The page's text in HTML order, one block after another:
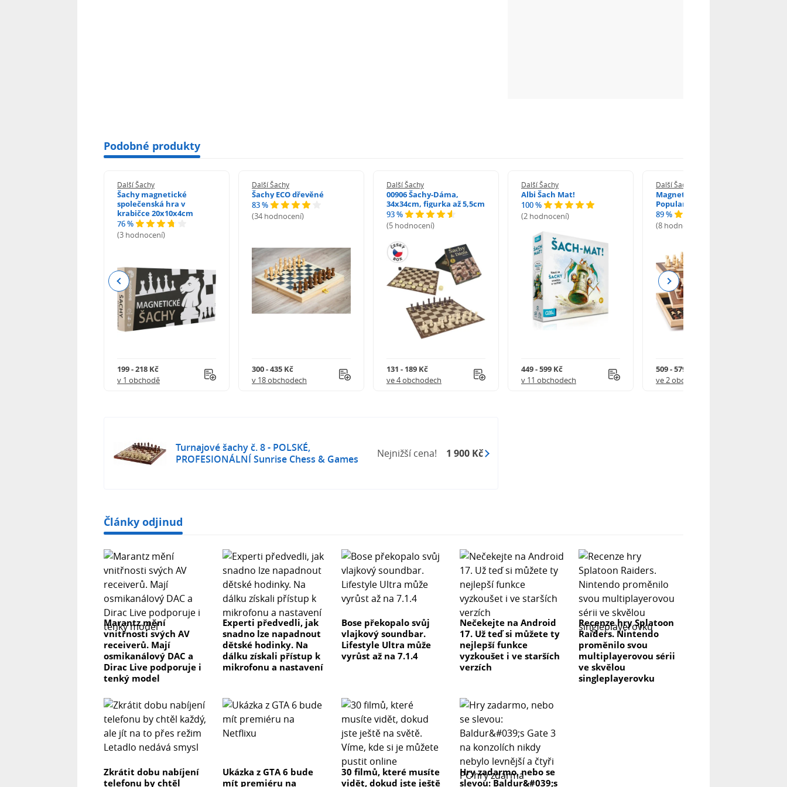
Podobné produkty
Další Šachy
Šachy magnetické
společenská hra v
krabičce 20x10x4cm
76 %
(3 hodnocení)
199 - 218 Kč
v 1 obchodě
Další Šachy
Šachy ECO dřevěné
83 %
(34 hodnocení)
300 - 435 Kč
v 18 obchodech
Další Šachy
00906 Šachy-Dáma,
34x34cm, figurka až 5,5cm
93 %
(5 hodnocení)
131 - 189 Kč
ve 4 obchodech
Další Šachy
Albi Šach Mat!
100 %
(2 hodnocení)
449 - 599 Kč
v 11 obchodech
Další Šachy
Magnetické šachy
Popular
89 %
(8 hodnocení)
509 - 579 Kč
ve 2 obchodech
Previous Next
Turnajové šachy č. 8 - POLSKÉ,
PROFESIONÁLNÍ Sunrise Chess & Games
Nejnižší cena! 1 900 Kč
Články odjinud
Marantz mění
vnitřnosti svých AV
receiverů. Mají
osmikanálový DAC a
Dirac Live podporuje i
tenký model
Experti předvedli, jak
snadno lze napadnout
dětské hodinky. Na
dálku získali přístup k
mikrofonu a nastavení
Bose překopalo svůj
vlajkový soundbar.
Lifestyle Ultra může
vyrůst až na 7.1.4
Nečekejte na Android
17. Už teď si můžete ty
nejlepší funkce
vyzkoušet i ve starších
verzích
Recenze hry Splatoon
Raiders. Nintendo
proměnilo svou
multiplayerovou sérii
ve skvělou
singleplayerovku
Zkrátit dobu nabíjení
telefonu by chtěl
Ukázka z GTA 6 bude
mít premiéru na
30 filmů, které musíte
vidět, dokud jste ještě
Hry zadarmo, nebo se
slevou: Baldur&#039;s